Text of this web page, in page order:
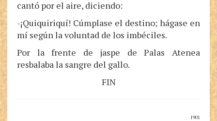
cantó por el aire, diciendo:
-¡Quiquiriquí! Cúmplase el destino; hágase en
mí según la voluntad de los imbéciles.
Por la frente de jaspe de Palas Atenea
resbalaba la sangre del gallo.
FIN
1901